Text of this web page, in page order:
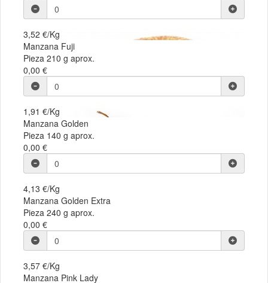
3,52 €/Kg
Manzana Fuji
Pieza 210 g aprox.
0,00 €
1,91 €/Kg
Manzana Golden
Pieza 140 g aprox.
0,00 €
4,13 €/Kg
Manzana Golden Extra
Pieza 240 g aprox.
0,00 €
3,57 €/Kg
Manzana Pink Lady